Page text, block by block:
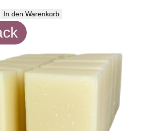
In den Warenkorb